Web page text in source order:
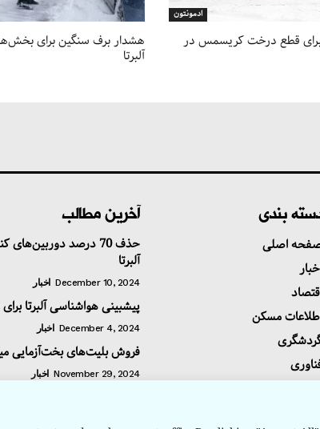
هشدار برف سنگین برای
آلبرتا
ادمونتون
قطع درخت کریسمس در
آخرین مطالب
حذف 70 درصد
آلبرتا
اخبار December 10, 2024
پیشبینی هواشناسی آلبرتا
اخبار December 4, 2024
فروش بلیت‌های بخت‌آزمایی
اخبار November 29, 2024
بندی
اصلی
مسکن